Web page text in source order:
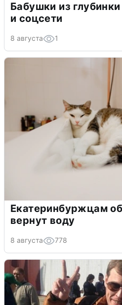
Бабушки из
и соцсети
8 августа 1
Екатеринбуржцам
вернут воду
8 августа 778